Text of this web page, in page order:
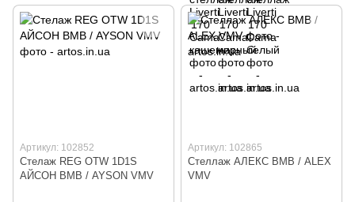
Артикул: 102852
Стелаж REG OTW 1D1S
АЙСОН ВМВ / AYSON VMV
Артикул: 102865
Стеллаж АЛЕКС ВМВ / ALEX
VMV